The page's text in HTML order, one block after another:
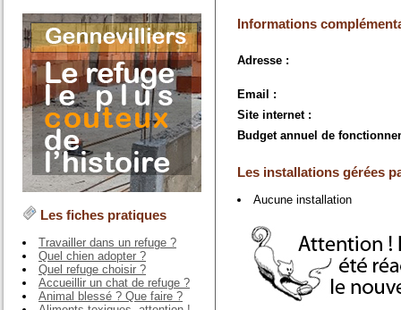
Les fiches pratiques
Travailler dans un refuge ?
Quel chien adopter ?
Quel refuge choisir ?
Accueillir un chat de refuge ?
Animal blessé ? Que faire ?
Informations
Adresse :
Email :
Site internet :
Budget annuel de
Les installations gérées
Aucune installation